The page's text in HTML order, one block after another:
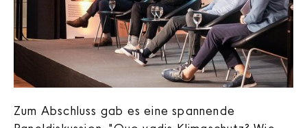
Zum Abschluss gab es eine spannende